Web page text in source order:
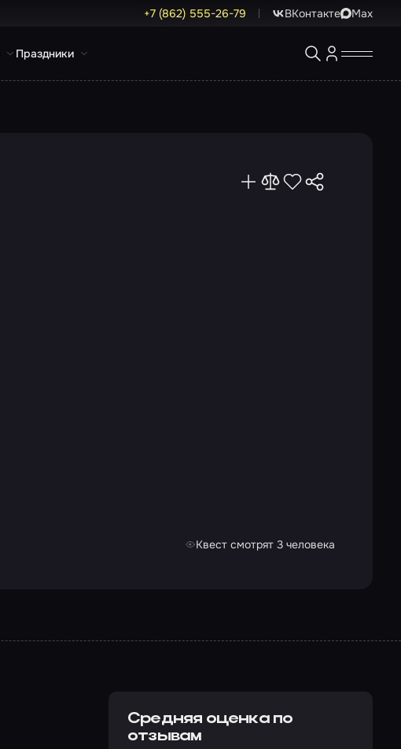
+7 (862) 555-26-79 ВКонтакте Max
Праздники
Квест смотрят 3 человека
Средняя оценка по
отзывам